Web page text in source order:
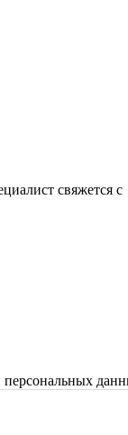
свяжется с
персональных